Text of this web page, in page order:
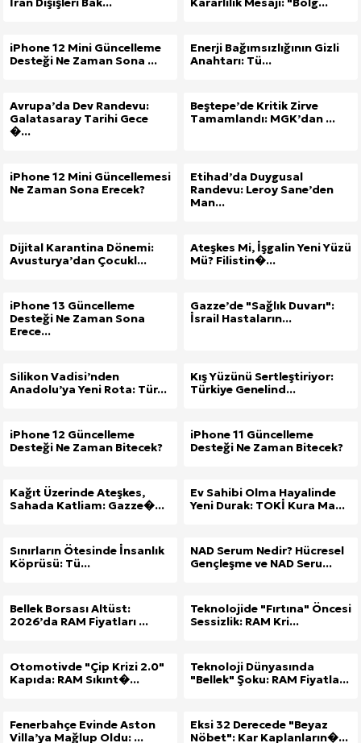
iPhone 12 Mini Güncelleme
Desteği Ne Zaman Sona ...
Enerji Bağımsızlığının Gizli
Anahtarı: Tü...
Avrupa’da Dev Randevu:
Galatasaray Tarihi Gece
�...
Beştepe’de Kritik Zirve
Tamamlandı: MGK’dan ...
iPhone 12 Mini Güncellemesi
Ne Zaman Sona Erecek?
Etihad’da Duygusal
Randevu: Leroy Sane’den
Man...
Dijital Karantina Dönemi:
Avusturya’dan Çocukl...
Ateşkes Mi, İşgalin Yeni Yüzü
Mü? Filistin�...
iPhone 13 Güncelleme
Desteği Ne Zaman Sona
Erece...
Gazze’de "Sağlık Duvarı":
İsrail Hastaların...
Silikon Vadisi’nden
Anadolu’ya Yeni Rota: Tür...
Kış Yüzünü Sertleştiriyor:
Türkiye Genelind...
iPhone 12 Güncelleme
Desteği Ne Zaman Bitecek?
iPhone 11 Güncelleme
Desteği Ne Zaman Bitecek?
Kağıt Üzerinde Ateşkes,
Sahada Katliam: Gazze�...
Ev Sahibi Olma Hayalinde
Yeni Durak: TOKİ Kura Ma...
Sınırların Ötesinde İnsanlık
Köprüsü: Tü...
NAD Serum Nedir? Hücresel
Gençleşme ve NAD Seru...
Bellek Borsası Altüst:
2026’da RAM Fiyatları ...
Teknolojide "Fırtına" Öncesi
Sessizlik: RAM Kri...
Otomotivde "Çip Krizi 2.0"
Kapıda: RAM Sıkınt�...
Teknoloji Dünyasında
"Bellek" Şoku: RAM Fiyatla...
Fenerbahçe Evinde Aston
Villa’ya Mağlup Oldu: ...
Eksi 32 Derecede "Beyaz
Nöbet": Kar Kaplanların�...